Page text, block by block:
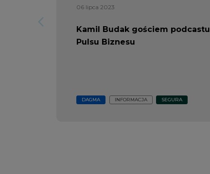
arrow_forward_ios
06 lipca 2023
Kamil Budak gościem podcastu
Pulsu Biznesu
DAGMA INFORMACJA SEGURA